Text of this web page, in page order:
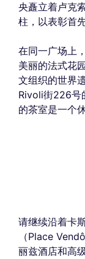
央矗立着卢克
柱，以表彰首
在同一广场上
美丽的法式花
文组织的世界
Rivoli街226号
的茶室是一个
请继续沿着卡
（Place
丽兹酒店和高